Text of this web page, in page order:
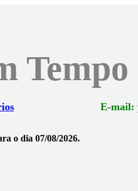
Tempo
E-mail:
o dia 07/08/2026.